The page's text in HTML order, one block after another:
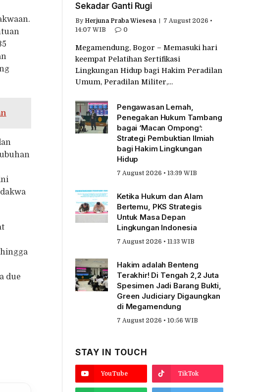
due
Sekadar Ganti Rugi
By Herjuna Praba Wiesesa
7 August 2026 •
14:07 WIB
0
Megamendung, Bogor – Memasuki hari
keempat Pelatihan Sertifikasi
Lingkungan Hidup bagi Hakim Peradilan
Umum, Peradilan Militer,…
Pengawasan Lemah,
Penegakan Hukum Tambang
bagai ‘Macan Ompong’:
Strategi Pembuktian Ilmiah
bagi Hakim Lingkungan
Hidup
7 August 2026 • 13:39 WIB
Ketika Hukum dan Alam
Bertemu, PKS Strategis
Untuk Masa Depan
Lingkungan Indonesia
7 August 2026 • 11:13 WIB
Hakim adalah Benteng
Terakhir! Di Tengah 2,2 Juta
Spesimen Jadi Barang Bukti,
Green Judiciary Digaungkan
di Megamendung
7 August 2026 • 10:56 WIB
STAY IN TOUCH
YouTube TikTok